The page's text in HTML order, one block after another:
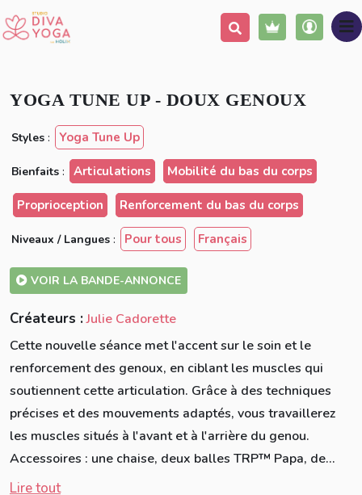
Ajouter à ma liste Partager
YOGA TUNE UP - DOUX GENOUX
Styles : Yoga Tune Up
Bienfaits : Articulations Mobilité du bas du corps
Proprioception Renforcement du bas du corps
Niveaux / Langues : Pour tous Français
VOIR LA BANDE-ANNONCE
Créateurs :Julie Cadorette
Cette nouvelle séance met l'accent sur le soin et le
renforcement des genoux, en ciblant les muscles qui
soutiennent cette articulation. Grâce à des techniques
précises et des mouvements adaptés, vous travaillerez
les muscles situés à l'avant et à l'arrière du genou.
Accessoires : une chaise, deux balles TRP™️ Papa, de...
Lire tout